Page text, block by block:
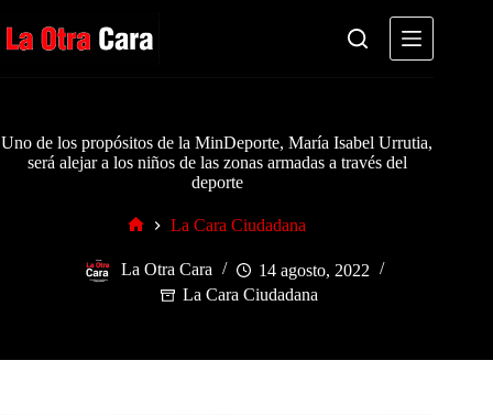
al
contenido
Uno de los propósitos de la MinDeporte, María Isabel Urrutia,
será alejar a los niños de las zonas armadas a través del
deporte
La Cara Ciudadana
La Otra Cara
14 agosto, 2022
La Cara Ciudadana